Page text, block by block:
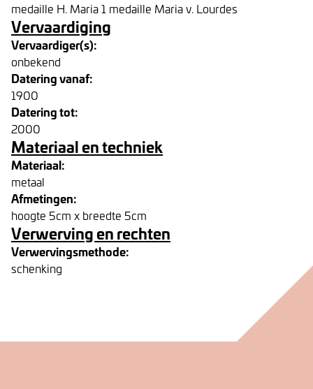
medaille H. Maria 1 medaille Maria v. Lourdes
Vervaardiging
Vervaardiger(s):
onbekend
Datering vanaf:
1900
Datering tot:
2000
Materiaal en techniek
Materiaal:
metaal
Afmetingen:
hoogte 5cm x breedte 5cm
Verwerving en rechten
Verwervingsmethode:
schenking